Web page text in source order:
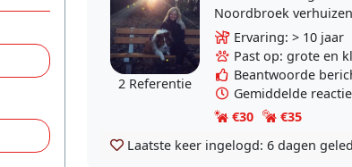
2 Referentie
Noordbroek
veel zin in maar
mijn..
Ervaring: > 10 jaar
Past op: grote en
Beantwoorde
Gemiddelde
€30
€35
Laatste keer ingelogd: 6 dagen